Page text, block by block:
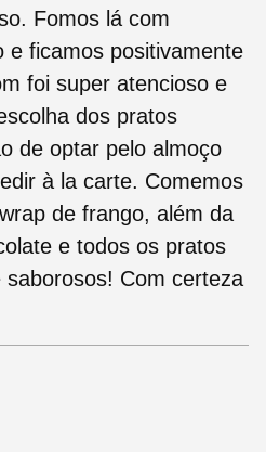
Fomos lá com
e ficamos positivamente
foi super atencioso e
dos pratos
de optar pelo almoço
à la carte. Comemos
de frango, além da
e todos os pratos
Com certeza